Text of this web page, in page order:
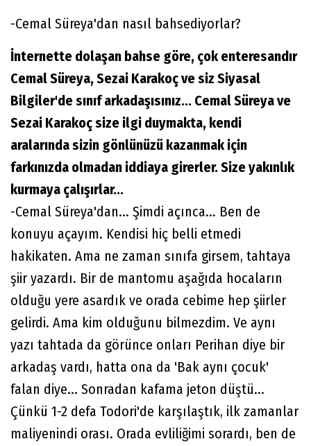
-Cemal Süreya'dan nasıl bahsediyorlar?
İnternette dolaşan bahse göre, çok enteresandır
Cemal Süreya, Sezai Karakoç ve siz Siyasal
Bilgiler'de sınıf arkadaşısınız... Cemal Süreya ve
Sezai Karakoç size ilgi duymakta, kendi
aralarında sizin gönlünüzü kazanmak için
farkınızda olmadan iddiaya girerler. Size yakınlık
kurmaya çalışırlar...
-Cemal Süreya'dan... Şimdi açınca... Ben de
konuyu açayım. Kendisi hiç belli etmedi
hakikaten. Ama ne zaman sınıfa girsem, tahtaya
şiir yazardı. Bir de mantomu aşağıda hocaların
olduğu yere asardık ve orada cebime hep şiirler
gelirdi. Ama kim olduğunu bilmezdim. Ve aynı
yazı tahtada da görünce onları Perihan diye bir
arkadaş vardı, hatta ona da 'Bak aynı çocuk'
falan diye... Sonradan kafama jeton düştü...
Çünkü 1-2 defa Todori'de karşılaştık, ilk zamanlar
maliyenindi orası. Orada evliliğimi sorardı, ben de